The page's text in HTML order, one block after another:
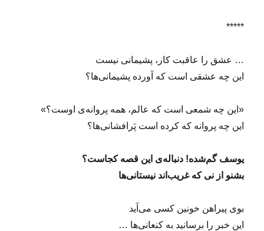
*****
… عشق را عاقبت کار، پشیمانی نیست
این چه عشقی است که آورده پشیمانی‌ها؟
«این چه شمعی است که عالم، همه پروانه‌ی اوست؟»
این چه پروانه که کرده است پَرافشانی‌ها؟
یوسف گم‌شده! دنباله‌ی این قصه کجاست؟
بشنو از نی که غریب‌اند نیستانی‌ها
بوی پیراهن خونین کسی می‌آید
این خبر را برسانید به کنعانی‌ها …